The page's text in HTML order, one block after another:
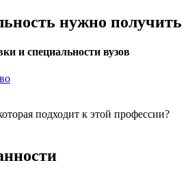
нужно получить
и специальности вузов
подходит к этой профессии?